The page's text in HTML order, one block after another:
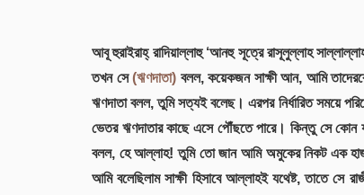
আবূ হুরাইরাহ্ রাদিয়াল্লাহু ‘আনহু সূত্রে রাসূলুল্লাহ
তখন সে(ঋণদাতা) বলল, কয়েকজন সাক্ষী আন, আমি
ঋণদাতা বলল, তুমি সত্যই বলেছ। এরপর নির্ধারিত সময়ে
ভেতর ঋণদাতার কাছে এসে পৌঁছতে পারে। কিন্তু সে কোন
বলল, হে আল্লাহ! তুমি তো জান আমি অমুকের নিকট এক
আমি বলেছিলাম সাক্ষী হিসাবে আল্লাহই যথেষ্ট, তাতে সে